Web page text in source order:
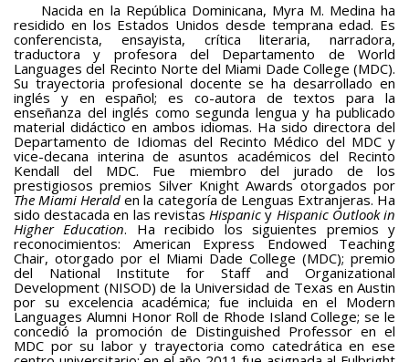
Nacida en la República Dominicana, Myra M. Medina ha
residido en los Estados Unidos desde temprana edad. Es
conferencista, ensayista, crítica literaria, narradora,
traductora y profesora del Departamento de World
Languages del Recinto Norte del Miami Dade College (MDC).
Su trayectoria profesional docente se ha desarrollado en
inglés y en español; es co-autora de textos para la
enseñanza del inglés como segunda lengua y ha publicado
material didáctico en ambos idiomas. Ha sido directora del
Departamento de Idiomas del Recinto Médico del MDC y
vice-decana interina de asuntos académicos del Recinto
Kendall del MDC. Fue miembro del jurado de los
prestigiosos premios Silver Knight Awards otorgados por
The Miami Herald en la categoría de Lenguas Extranjeras. Ha
sido destacada en las revistasHispanic y Hispanic Outlook in
Higher Education. Ha recibido los siguientes premios y
reconocimientos: American Express Endowed Teaching
Chair, otorgado por el Miami Dade College (MDC); premio
del National Institute for Staff and Organizational
Development (NISOD) de la Universidad de Texas en Austin
por su excelencia académica; fue incluida en el Modern
Languages Alumni Honor Roll de Rhode Island College; se le
concedió la promoción de Distinguished Professor en el
MDC por su labor y trayectoria como catedrática en ese